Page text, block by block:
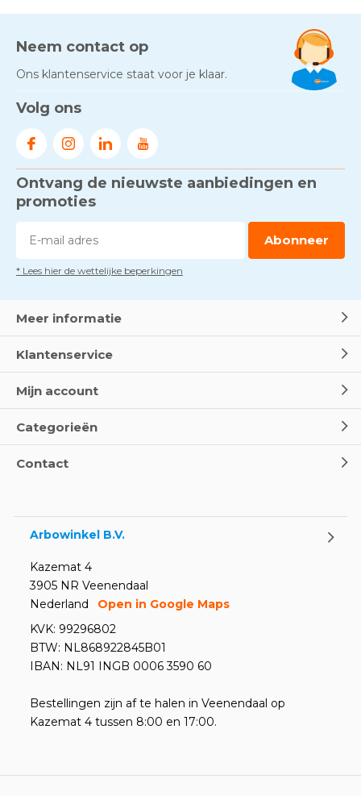
AED-apparaten - Welke past
Door Marco van Arbowinkel.nl
Door
Voorkom brand met
rookmelders, hittemelders en
DoorMarco van Arbowinkel.nl
Dag van de BHV - Als elke
Oogspoel flessen en
Neem contact op
Ons klantenservice staat voor je klaar.
Volg ons
Ontvang de nieuwste aanbiedingen en
promoties
Abonneer
* Lees hier de wettelijke beperkingen
Meer informatie
Klantenservice
Mijn account
Categorieën
Contact
Arbowinkel B.V.
Kazemat 4
3905 NR Veenendaal
Nederland
Open in Google Maps
KVK: 99296802
BTW: NL868922845B01
IBAN: NL91 INGB 0006 3590 60
Bestellingen zijn af te halen in Veenendaal op
Kazemat 4 tussen 8:00 en 17:00.